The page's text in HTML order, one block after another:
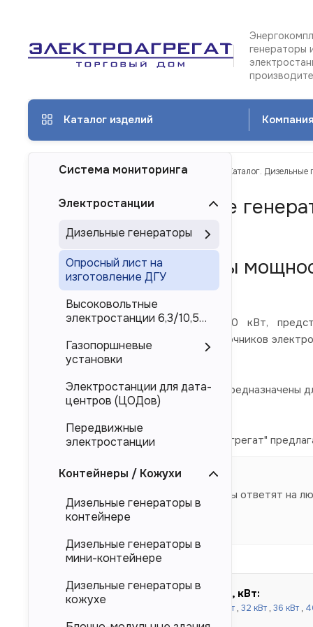
генераторы
Каталог изделий Компания
ТД Электроагрегат Каталог изделий Каталог.
Каталог. Дизельные
Кемерове
Дизель-генераторы
России
Дизельные электростанции 1120 кВт,
электроснабжения в качестве источников
Mitsubishi, Deutz.
Представленные в каталоге ДЭС предназначены
магистральных электросетей.
Компания "Торговый Дом Электроагрегат"
Наши специалисты ответят на
Быстрый подбор по мощности, кВт:
до 100 кВт: 30 кВт , 32 кВт , 36 кВт ,
кВт
Система мониторинга
Электростанции
Дизельные генераторы
Опросный лист на
изготовление ДГУ
Высоковольтные
электростанции 6,3/10,5
Газопоршневые
установки
Электростанции для дата-
центров (ЦОДов)
Передвижные
электростанции
Контейнеры / Кожухи
Дизельные генераторы в
контейнере
Дизельные генераторы в
мини-контейнере
Дизельные генераторы в
кожухе